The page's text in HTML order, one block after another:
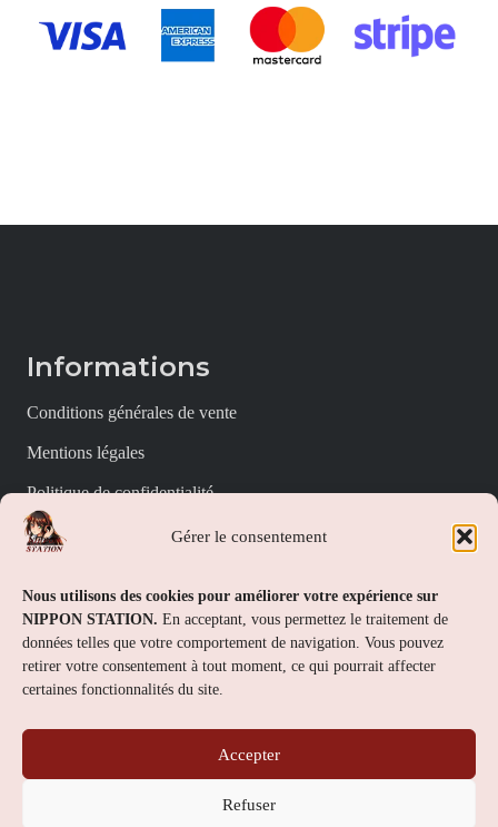
Gérer le consentement
Nous utilisons des cookies pour améliorer votre expérience sur
NIPPON STATION. En acceptant, vous permettez le traitement de
données telles que votre comportement de navigation. Vous pouvez
retirer votre consentement à tout moment, ce qui pourrait affecter
certaines fonctionnalités du site.
Accepter
Refuser
Informations
Conditions générales de vente
Mentions légales
Politique de confidentialité
Politique de cookies (UE)
Nippon Station
À propos
FAQs
Contact